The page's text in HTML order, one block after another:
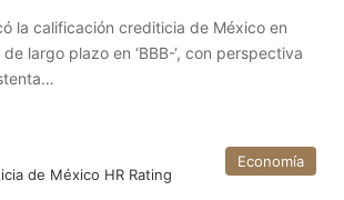
la calificación crediticia de México en
largo plazo en ‘BBB-‘, con perspectiva
Economía